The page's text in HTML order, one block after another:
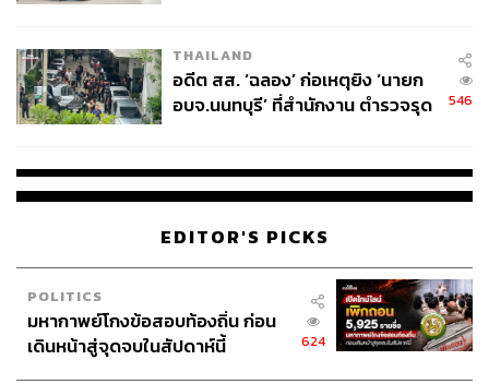
THAILAND
อดีต สส. ‘ฉลอง’ ก่อเหตุยิง ‘นายก
อบจ.นนทบุรี’ ที่สำนักงาน ตำรวจรุด
546
EDITOR'S PICKS
POLITICS
มหากาพย์โกงข้อสอบท้องถิ่น ก่อน
เดินหน้าสู่จุดจบในสัปดาห์นี้
624